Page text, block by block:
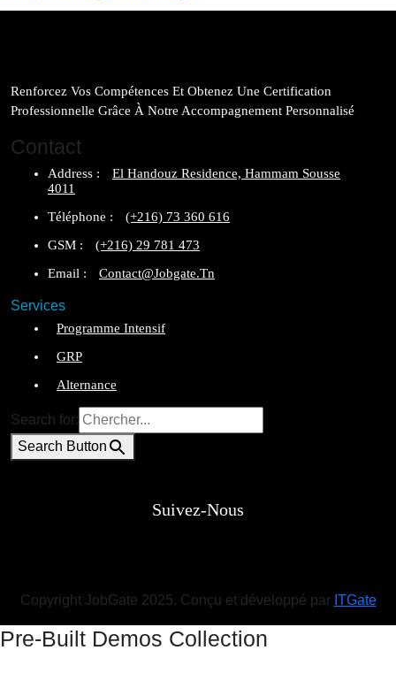
Renforcez Vos Compétences Et Obtenez Une Certification
Professionnelle Grâce À Notre Accompagnement Personnalisé
Contact
Address :
El Handouz Residence, Hammam Sousse
4011
Téléphone :
(+216) 73 360 616
GSM :
(+216) 29 781 473
Email :
Contact@jobgate.tn
Services
Programme Intensif
GRP
Alternance
Search for:
Search Button
Suivez-Nous
Copyright JobGate 2025. Conçu et développé par ITGate
Pre-Built Demos Collection